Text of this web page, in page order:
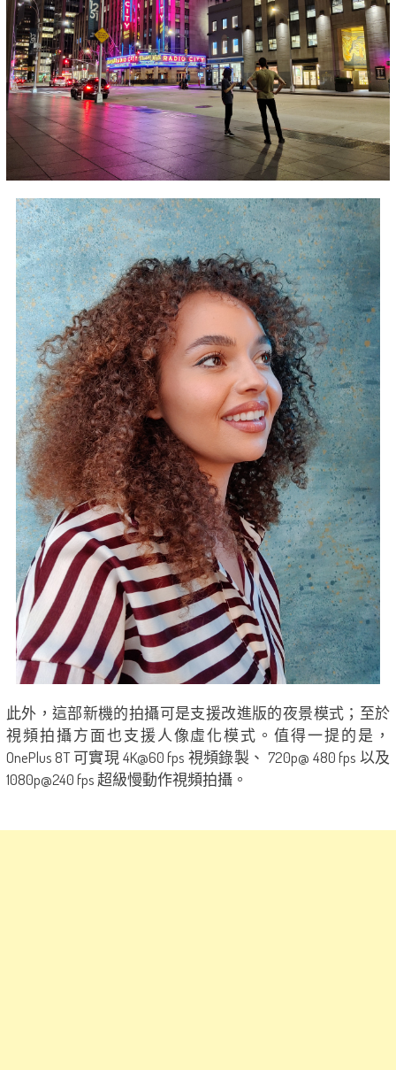
此外，這部新機的拍攝可是支援改進版的夜景模式；至於
視頻拍攝方面也支援人像虛化模式。值得一提的是，
OnePlus 8T 可實現 4K@60 fps 視頻錄製、 720p@ 480 fps 以及
1080p@240 fps 超級慢動作視頻拍攝。